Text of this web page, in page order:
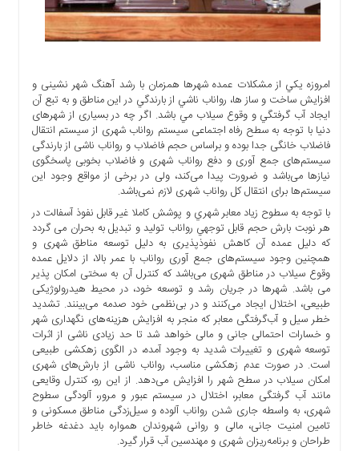
دسترسی
برگه
نمونه
درباره
اخبار
سایت
ارتباط
برگه
نمونه
تعرفه
درباره
امروزه يكي از مشكلات عمده شهرها همزمان با رشد آهنگ شهر نشینی و
افزایش ساخت و ساز ها، رواناب ناشي از بارندگي در اين مناطق و به تبع آن
ايجاد آب گرفتگي و وقوع سيلاب مي باشد. اگر چه در بسیاری از شهرهای
دنیا با توجه به سطح رفاه اجتماعی سیستم رواناب شهری از سیستم انتقال
فاضلاب خانگی جدا بوده و براساس حجم فاضلاب و رواناب ناشی از بارندگی
سیستم‌های جمع آوری و دفع رواناب شهری و فاضلاب بخوبی پاسخگوی
نیازها می‌باشد و ضرورت پیدا می‌کند، ولی در برخی از مواقع وجود این
سیستم‌ها برای انتقال کل رواناب شهری لازم نمی‌باشد.
با توجه به سطوح زياد معابر شهري و پوشش كاملا غير قابل نفوذ آسفالت در
هر نوبت بارش حجم قابل توجهي رواناب توليد و تبدیل به بحران می گردد
که دلیل عمده آن کاهش نفوذپذیری به دلیل توسعه مناطق شهری و
همچنین وجود سیستم‌های جمع آوری رواناب با عمر بالا، از دلایل عمده
وقوع سیلاب در مناطق شهری می‌باشد که کنترل آن به سختی امکان پذیر
می باشد. شهرها در جریان رشد و توسعه خود، در محیط هیدرولوژیکی
طبیعی، اختلال ایجاد می‌کنند و در بی‌نظمی خود صدمه می‌بینند. تشدید
خطر سیل و آب‌گرفتگی معابر که منجر به افزایش هزینه‌های نگهداری شهر
و خسارات احتمالی جانی و مالی خواهد شد تا حد زیادی ناشی از اثرات
توسعه شهری و تغییرات شدید به وجود آمده، در الگوی زهکشی طبیعی
است. در صورت عدم زهکشی مناسب، رواناب ناشی از بارش‌های شهری
امکان سیلاب در سطح شهر را افزایش می‌دهد. از این رو، کنترل وقایعی
مانند آب گرفتگی معابر، اختلال در سیستم عبور و مرور، آلودگی سطوح
شهری، به واسطه جاری شدن رواناب آلوده و سیل‌زدگی مناطق مسکونی و
تامین امنیت جانی، مالی و روانی شهروندان همواره باید دغدغه خاطر
طراحان و برنامه‌ریزان شهری و مهندسین آب قرار گیرد.